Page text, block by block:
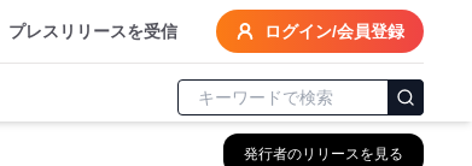
プレスリリースを受信 ログイン/会員登録
発行者のリリースを見る